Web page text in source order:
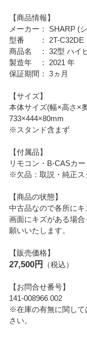
【商品情報】
メーカー： SHARP (
型番 ： 2T-C32DE
商品名 ： 32型 ハイ
製造年 ： 2021 年
保証期間： 3ヵ月
【サイズ】
本体サイズ(幅×高さ×
733×444×80mm
※スタンド含まず
【付属品】
リモコン・B-CASカ
※欠品：取説・純正ス
【商品の状態】
中古品なので各所にキ
画面にキズがある場
願いいたします。
【販売価格】
27,500円 （税込）
【お問合せ番号】
141-008966 002
※在庫の有無に関して
さい。